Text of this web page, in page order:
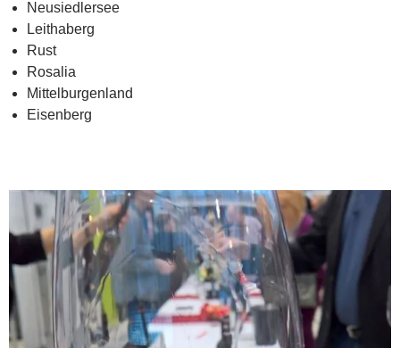
Neusiedlersee
Leithaberg
Rust
Rosalia
Mittelburgenland
Eisenberg